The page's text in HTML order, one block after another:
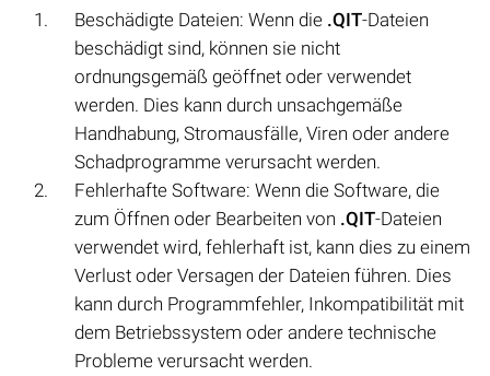
Beschädigte Dateien: Wenn die .QIT-Dateien
beschädigt sind, können sie nicht
ordnungsgemäß geöffnet oder verwendet
werden. Dies kann durch unsachgemäße
Handhabung, Stromausfälle, Viren oder andere
Schadprogramme verursacht werden.
Fehlerhafte Software: Wenn die Software, die
zum Öffnen oder Bearbeiten von .QIT-Dateien
verwendet wird, fehlerhaft ist, kann dies zu einem
Verlust oder Versagen der Dateien führen. Dies
kann durch Programmfehler, Inkompatibilität mit
dem Betriebssystem oder andere technische
Probleme verursacht werden.